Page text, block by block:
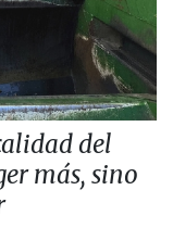
del
más, sino